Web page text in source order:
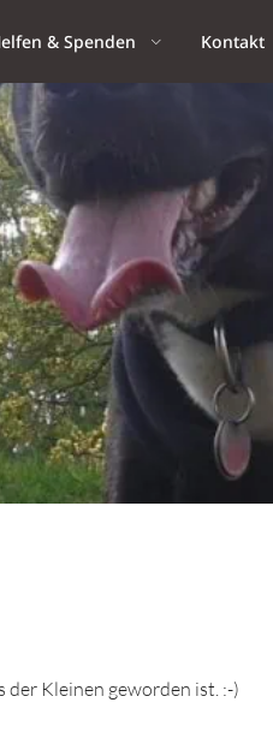
& Spenden Kontakt
der Kleinen geworden ist. :-)